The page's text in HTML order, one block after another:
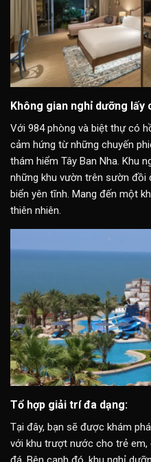
Không gian nghỉ dưỡng lấy
Với 984 phòng và biệt thự có
cảm hứng từ những chuyến
thám hiểm Tây Ban Nha. Khu
những khu vườn trên sườn
biển yên tĩnh. Mang đến một
thiên nhiên.
Tổ hợp giải trí đa dạng:
Tại đây, bạn sẽ được khám
với khu trượt nước cho trẻ